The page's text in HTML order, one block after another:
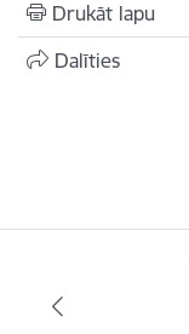
Drukāt lapu
Dalīties